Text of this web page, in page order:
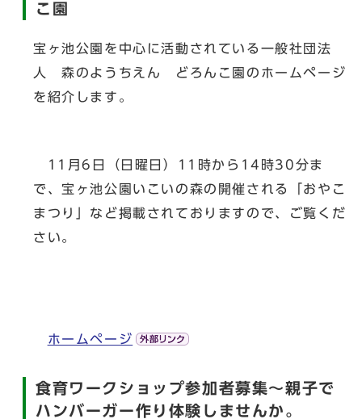
こ園
宝ヶ池公園を中心に活動されている一般社団法
人 森のようちえん どろんこ園のホームページ
を紹介します。
11月6日（日曜日）11時から14時30分ま
で、宝ヶ池公園いこいの森の開催される「おやこ
まつり」など掲載されておりますので、ご覧くだ
さい。
ホームページ
食育ワークショップ参加者募集～親子で
ハンバーガー作り体験しませんか。